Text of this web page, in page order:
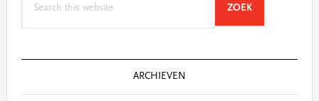
ZOEKSEARCH
ARCHIEVEN